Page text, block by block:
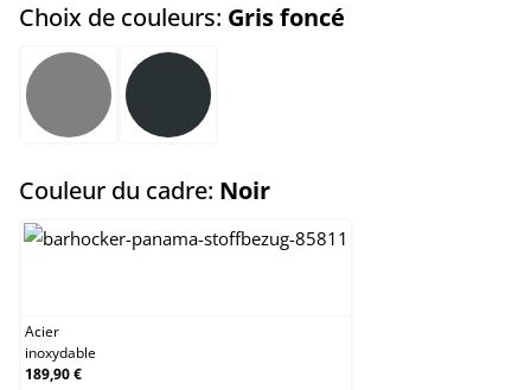
Choix de couleurs: Gris foncé
Gris foncé
Couleur du cadre: Noirselect
Acier
inoxydable
189,90 €